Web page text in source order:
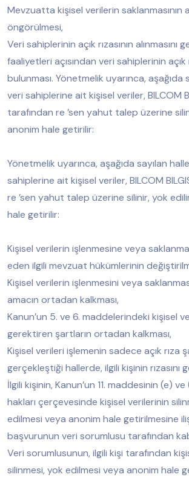
Mevzuatta kişisel verilerin saklanmasının
öngörülmesi,
Veri sahiplerinin açık rızasının
faaliyetleri açısından veri sahiplerinin açık
bulunması. Yönetmelik uyarınca, aşağıda
veri sahiplerine ait kişisel veriler, BILCOM
tarafından re ’sen yahut talep üzerine
anonim hale getirilir:
Yönetmelik uyarınca, aşağıda sayılan
sahiplerine ait kişisel veriler, BILCOM
re ’sen yahut talep üzerine silinir, yok
hale getirilir:
Kişisel verilerin işlenmesine veya
eden ilgili mevzuat hükümlerinin
Kişisel verilerin işlenmesini veya
amacın ortadan kalkması,
Kanun’un 5. ve 6. maddelerindeki kişisel
gerektiren şartların ortadan kalkması,
Kişisel verileri işlemenin sadece açık rıza
gerçekleştiği hallerde, ilgili kişinin rızasını
İlgili kişinin, Kanun’un 11. maddesinin (e)
hakları çerçevesinde kişisel verilerinin
edilmesi veya anonim hale getirilmesine
başvurunun veri sorumlusu tarafından
Veri sorumlusunun, ilgili kişi tarafından
silinmesi, yok edilmesi veya anonim hale